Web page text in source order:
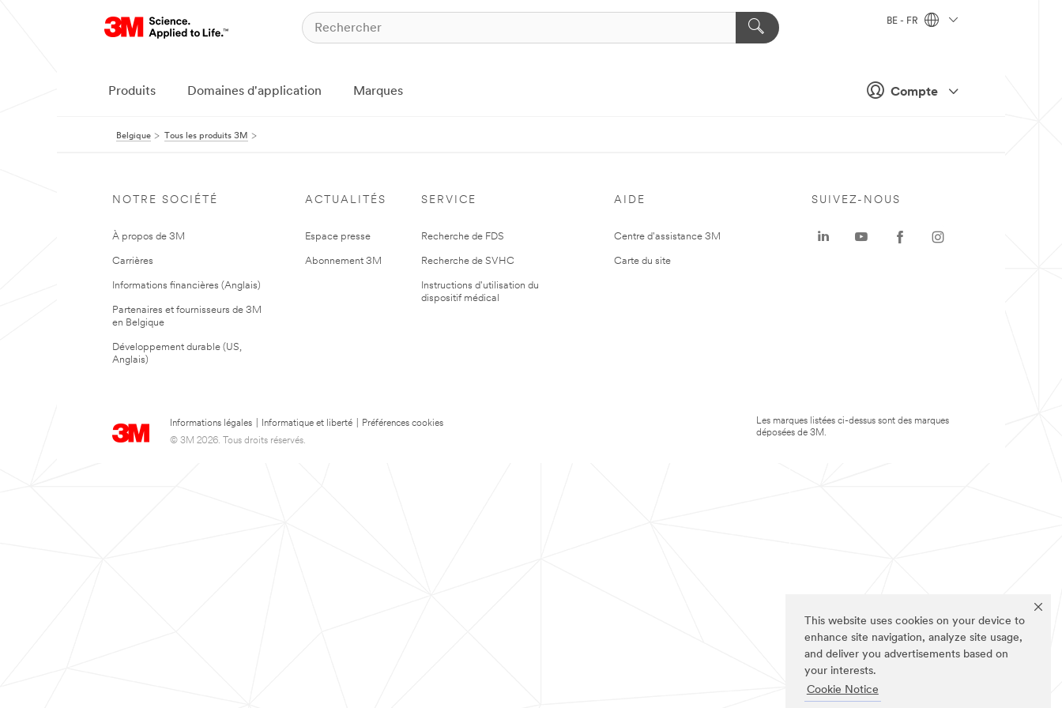
This website uses cookies on your device to
enhance site navigation, analyze site usage,
and deliver you advertisements based on
your interests.
Cookie Notice
Compte
BE - FR
Produits Domaines d'application Marques
Belgique Tous les produits 3M
NOTRE SOCIÉTÉ
À propos de 3M
Carrières
Informations financières (Anglais)
Partenaires et fournisseurs de 3M
en Belgique
Développement durable (US,
Anglais)
ACTUALITÉS
Espace presse
Abonnement 3M
SERVICE
Recherche de FDS
Recherche de SVHC
Instructions d'utilisation du
dispositif médical
AIDE
Centre d'assistance 3M
Carte du site
Informations légales Informatique et liberté
Préférences cookies
© 3M 2026. Tous droits réservés.
SUIVEZ-NOUS
Les marques listées ci-dessus sont des marques
déposées de 3M.